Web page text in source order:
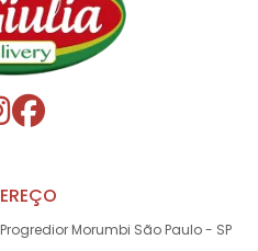
Morumbi São Paulo - SP